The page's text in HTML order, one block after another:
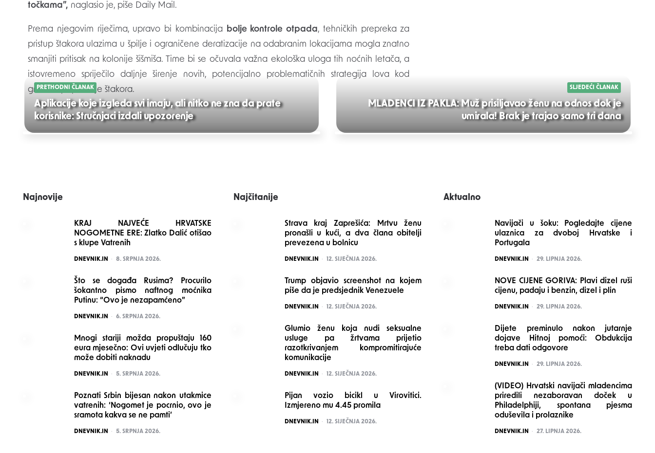
točkama”, naglasio je, piše Daily Mail.
Prema njegovim riječima, upravo bi kombinacija bolje kontrole otpada, tehničkih prepreka za
pristup štakora ulazima u špilje i ograničene deratizacije na odabranim lokacijama mogla znatno
smanjiti pritisak na kolonije šišmiša. Time bi se očuvala važna ekološka uloga tih noćnih letača, a
istovremeno spriječilo daljnje širenje novih, potencijalno problematičnih strategija lova kod
gradske populacije štakora.
PRETHODNI ČLANAK
Aplikacije koje izgleda svi imaju, ali nitko ne zna da prate
korisnike: Stručnjaci izdali upozorenje
SLJEDEĆI ČLANAK
MLADENCI IZ PAKLA: Muž prisiljavao ženu na odnos dok je
umirala! Brak je trajao samo tri dana
Najnovije
KRAJ NAJVEĆE HRVATSKE
NOGOMETNE ERE: Zlatko Dalić otišao
s klupe Vatrenih
POSTED
DNEVNIK.IN 8. SRPNJA 2026.
Što se događa Rusima? Procurilo
šokantno pismo naftnog moćnika
Putinu: “Ovo je nezapamćeno”
POSTED
DNEVNIK.IN 6. SRPNJA 2026.
Mnogi stariji možda propuštaju 160
eura mjesečno: Ovi uvjeti odlučuju tko
može dobiti naknadu
POSTED
DNEVNIK.IN 5. SRPNJA 2026.
Poznati Srbin bijesan nakon utakmice
vatrenih: ‘Nogomet je pocrnio, ovo je
sramota kakva se ne pamti’
POSTED
DNEVNIK.IN 5. SRPNJA 2026.
Najčitanije
Strava kraj Zaprešića: Mrtvu ženu
pronašli u kući, a dva člana obitelji
prevezena u bolnicu
POSTED
DNEVNIK.IN 12. SIJEČNJA 2026.
Trump objavio screenshot na kojem
piše da je predsjednik Venezuele
POSTED
DNEVNIK.IN 12. SIJEČNJA 2026.
Glumio ženu koja nudi seksualne
usluge pa žrtvama prijetio
razotkrivanjem kompromitirajuće
komunikacije
POSTED
DNEVNIK.IN 12. SIJEČNJA 2026.
Pijan vozio bicikl u Virovitici.
Izmjereno mu 4.45 promila
POSTED
DNEVNIK.IN 12. SIJEČNJA 2026.
Aktualno
Navijači u šoku: Pogledajte cijene
ulaznica za dvoboj Hrvatske i
Portugala
POSTED
DNEVNIK.IN 29. LIPNJA 2026.
NOVE CIJENE GORIVA: Plavi dizel ruši
cijenu, padaju i benzin, dizel i plin
POSTED
DNEVNIK.IN 29. LIPNJA 2026.
Dijete preminulo nakon jutarnje
dojave Hitnoj pomoći: Obdukcija
treba dati odgovore
POSTED
DNEVNIK.IN 29. LIPNJA 2026.
(VIDEO) Hrvatski navijači mladencima
priredili nezaboravan doček u
Philadelphiji, spontana pjesma
oduševila i prolaznike
POSTED
DNEVNIK.IN 27. LIPNJA 2026.